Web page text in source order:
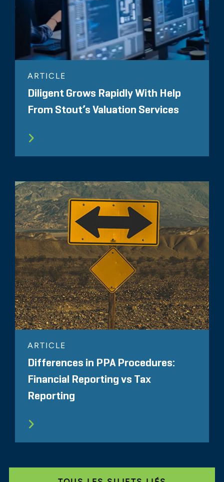
ARTICLE
Diligent Grows Rapidly With Help
From Stout’s Valuation Services
ARTICLE
Differences in PPA Procedures:
Financial Reporting vs Tax
Reporting